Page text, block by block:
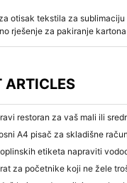
otisak tekstila za
za pakiranje kartona za tvornice: HPRT
ARTICLES
restoran za vaš mali ili
za početnike koji ne žele